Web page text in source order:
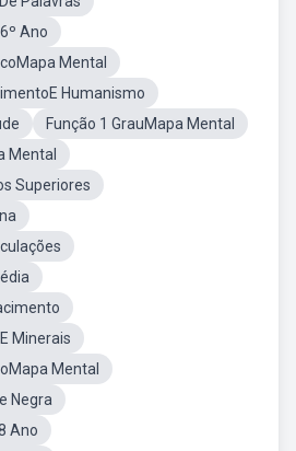
Ano
Mental
Humanismo
Função 1 GrauMapa Mental
Mental
Superiores
Minerais
Mental
Negra
Ano